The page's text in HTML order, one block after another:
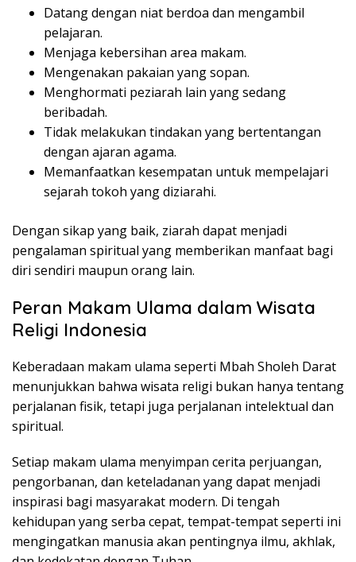
Datang dengan niat berdoa dan mengambil
pelajaran.
Menjaga kebersihan area makam.
Mengenakan pakaian yang sopan.
Menghormati peziarah lain yang sedang
beribadah.
Tidak melakukan tindakan yang bertentangan
dengan ajaran agama.
Memanfaatkan kesempatan untuk mempelajari
sejarah tokoh yang diziarahi.
Dengan sikap yang baik, ziarah dapat menjadi
pengalaman spiritual yang memberikan manfaat bagi
diri sendiri maupun orang lain.
Peran Makam Ulama dalam Wisata
Religi Indonesia
Keberadaan makam ulama seperti Mbah Sholeh Darat
menunjukkan bahwa wisata religi bukan hanya tentang
perjalanan fisik, tetapi juga perjalanan intelektual dan
spiritual.
Setiap makam ulama menyimpan cerita perjuangan,
pengorbanan, dan keteladanan yang dapat menjadi
inspirasi bagi masyarakat modern. Di tengah
kehidupan yang serba cepat, tempat-tempat seperti ini
mengingatkan manusia akan pentingnya ilmu, akhlak,